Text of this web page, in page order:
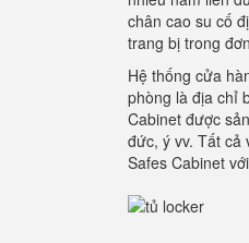
chân cao su cố
trang bị trong
Hệ thống cửa
phòng là địa chỉ
Cabinet được
đức, ý vv. Tất cả
Safes Cabinet